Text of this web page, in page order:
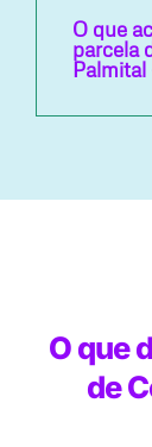
O que
parcela
Palmital
O que
de